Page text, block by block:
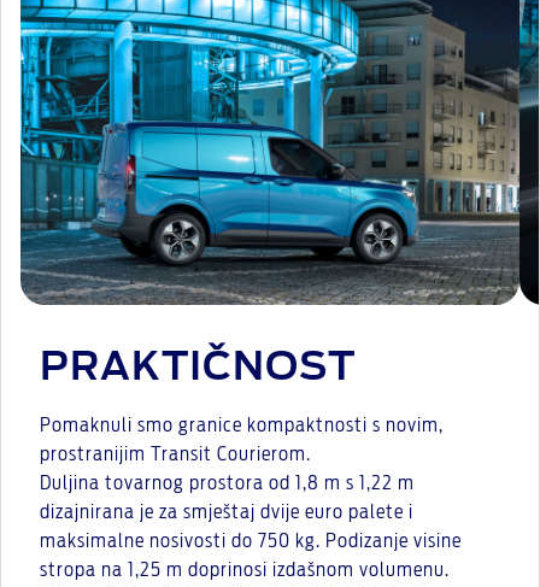
PRAKTIČNOST
Pomaknuli smo granice kompaktnosti s novim,
prostranijim Transit Courierom.
Duljina tovarnog prostora od 1,8 m s 1,22 m
dizajnirana je za smještaj dvije euro palete i
maksimalne nosivosti do 750 kg. Podizanje visine
stropa na 1,25 m doprinosi izdašnom volumenu.